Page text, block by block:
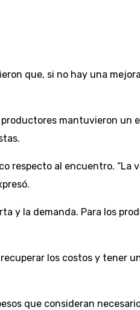
que, si no hay una
mantuvieron un
respecto al encuentro. “La
y la demanda. Para los
los costos y tener
que consideran